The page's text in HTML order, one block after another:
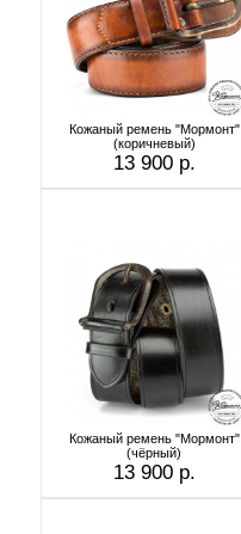
Кожаный ремень "Мормонт"
(коричневый)
13 900 р.
Кожаный ремень "Мормонт"
(чёрный)
13 900 р.